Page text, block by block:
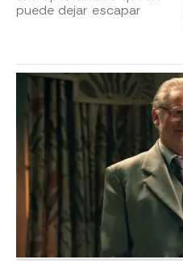
puede dejar escapar